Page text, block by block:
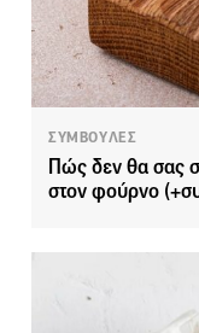
ΣΥΜΒΟΥΛΕΣ
Πώς δεν θα σας
στον φούρνο